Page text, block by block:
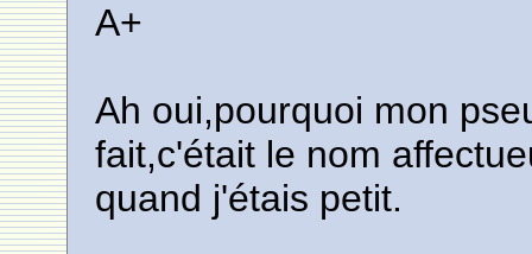
A+
Ah oui,pourquoi mon
fait,c'était le nom
quand j'étais petit.